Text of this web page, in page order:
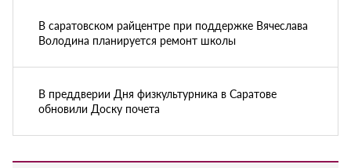
В саратовском райцентре при поддержке Вячеслава
Володина планируется ремонт школы
В преддверии Дня физкультурника в Саратове
обновили Доску почета